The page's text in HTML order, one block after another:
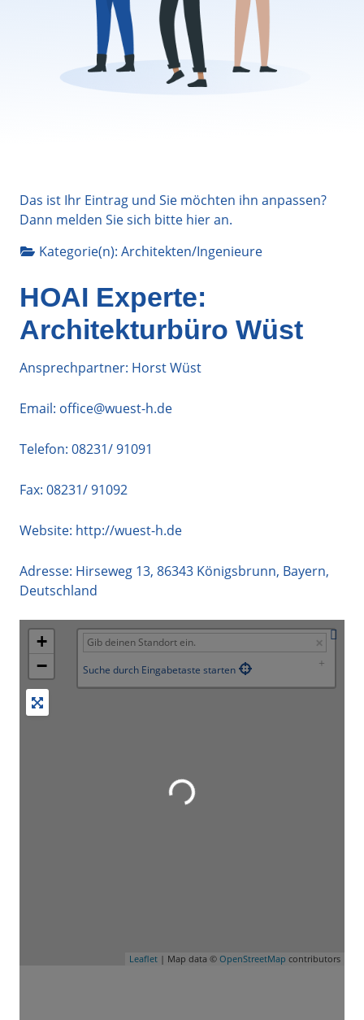
Das ist Ihr Eintrag und Sie möchten ihn anpassen?
Dann melden Sie sich bitte hieran.
Kategorie(n): Architekten/Ingenieure
HOAI Experte:
Architekturbüro Wüst
Ansprechpartner: Horst Wüst
Email: office@wuest-h.de
Telefon: 08231/ 91091
Fax: 08231/ 91092
Website: http://wuest-h.de
Adresse: Hirseweg 13, 86343 Königsbrunn, Bayern,
Deutschland
+
−
Suche durch Eingabetaste starten
Leaflet | Map data © OpenStreetMap contributors
Wird geladen …